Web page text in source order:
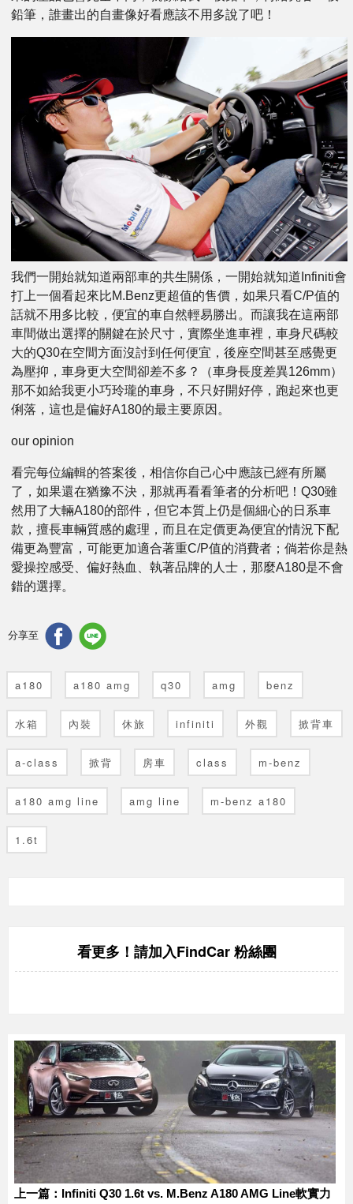
鉛筆，誰畫出的自畫像好看應該不用多說了吧！
我們一開始就知道兩部車的共生關係，一開始就知道Infiniti會
打上一個看起來比M.Benz更超值的售價，如果只看C/P值的
話就不用多比較，便宜的車自然輕易勝出。而讓我在這兩部
車間做出選擇的關鍵在於尺寸，實際坐進車裡，車身尺碼較
大的Q30在空間方面沒討到任何便宜，後座空間甚至感覺更
為壓抑，車身更大空間卻差不多？（車身長度差異126mm）
那不如給我更小巧玲瓏的車身，不只好開好停，跑起來也更
俐落，這也是偏好A180的最主要原因。
our opinion
看完每位編輯的答案後，相信你自己心中應該已經有所屬
了，如果還在猶豫不決，那就再看看筆者的分析吧！Q30雖
然用了大輛A180的部件，但它本質上仍是個細心的日系車
款，擅長車輛質感的處理，而且在定價更為便宜的情況下配
備更為豐富，可能更加適合著重C/P值的消費者；倘若你是熱
愛操控感受、偏好熱血、執著品牌的人士，那麼A180是不會
錯的選擇。
分享至
a180 a180 amg q30 amg benz
水箱 內裝 休旅 infiniti 外觀 掀背車
a-class 掀背 房車 class m-benz
a180 amg line amg line m-benz a180
1.6t
看更多！請加入FindCar 粉絲團
上一篇：Infiniti Q30 1.6t vs. M.Benz A180 AMG Line軟實力